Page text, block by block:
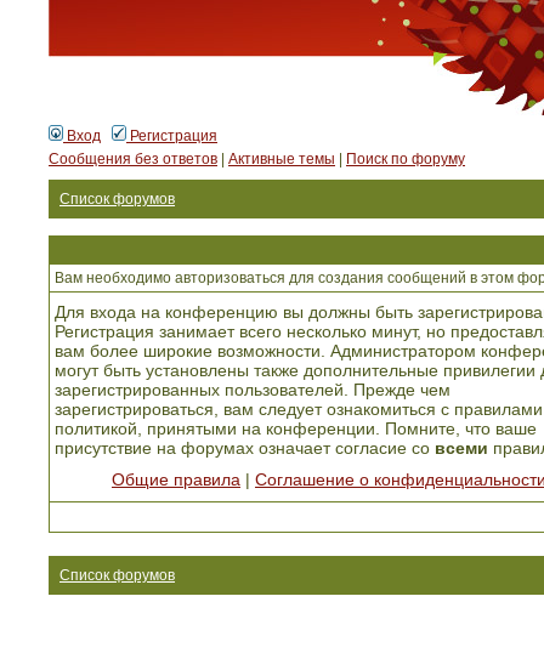
Вход
Регистрация
Сообщения без ответов
Активные темы Поиск по форуму
Список форумов
Вам необходимо авторизоваться для создания сообщений в этом
Для входа на конференцию вы должны быть
Регистрация занимает всего несколько минут, но
вам более широкие возможности. Администратором
могут быть установлены также дополнительные привилегии
зарегистрированных пользователей. Прежде чем
зарегистрироваться, вам следует ознакомиться с
политикой, принятыми на конференции. Помните, что ваше
присутствие на форумах означает согласие со всеми
Общие правила
Соглашение о
Список форумов